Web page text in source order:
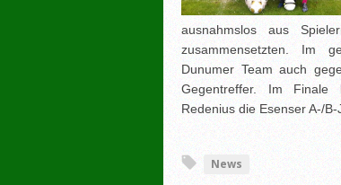
ausnahmslos aus
zusammensetzten. Im
Dunumer Team auch
Gegentreffer. Im
Redenius die Esenser A-/
News